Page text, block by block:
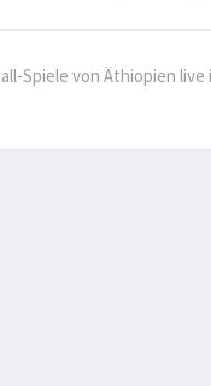
Spiele von Äthiopien